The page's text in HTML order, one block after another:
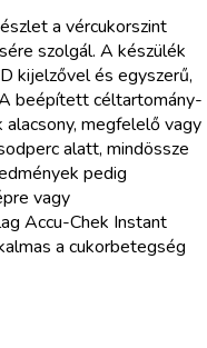
a vércukorszint
szolgál. A készülék
kijelzővel és egyszerű,
beépített céltartomány-
megfelelő vagy
alatt, mindössze
pedig
vagy
Accu-Chek Instant
a cukorbetegség